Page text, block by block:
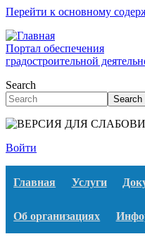
Перейти к основному
Портал обеспечения
градостроительной
Search
Search
Войти
Главная Услуги
Об организациях